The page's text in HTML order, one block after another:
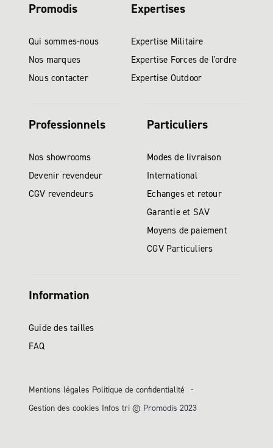
Promodis
Qui sommes-nous
Nos marques
Nous contacter
Expertises
Expertise Militaire
Expertise Forces de l'ordre
Expertise Outdoor
Professionnels
Nos showrooms
Devenir revendeur
CGV revendeurs
Particuliers
Modes de livraison
International
Echanges et retour
Garantie et SAV
Moyens de paiement
CGV Particuliers
Information
Guide des tailles
FAQ
Mentions légales Politique de confidentialité
Gestion des cookies Infos tri © Promodis 2023